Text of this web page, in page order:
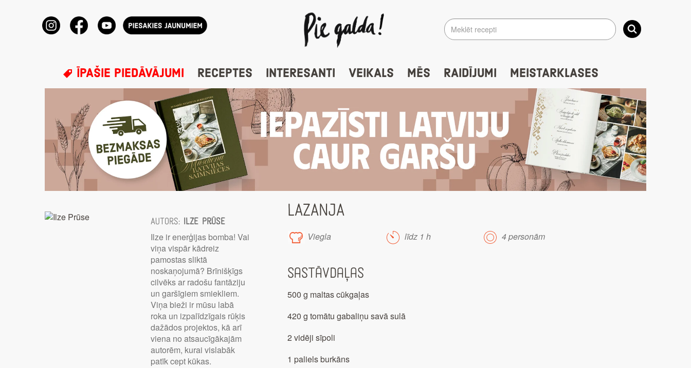
ĪPAŠIE PIEDĀVĀJUMI RECEPTES INTERESANTI VEIKALS MĒS RAIDĪJUMI MEISTARKLASES
Autors: Ilze Prūse
Ilze ir enerģijas bomba! Vai
viņa vispār kādreiz
pamostas sliktā
noskaņojumā? Brīnišķīgs
cilvēks ar radošu fantāziju
un garšīgiem smiekliem.
Viņa bieži ir mūsu labā
roka un izpalīdzīgais rūķis
dažādos projektos, kā arī
viena no atsaucīgākajām
autorēm, kurai vislabāk
patīk cept kūkas.
LAZANJA
Viegla līdz 1 h 4 personām
Sastāvdaļas
500 g maltas cūkgaļas
420 g tomātu gabaliņu savā sulā
2 vidēji sīpoli
1 paliels burkāns